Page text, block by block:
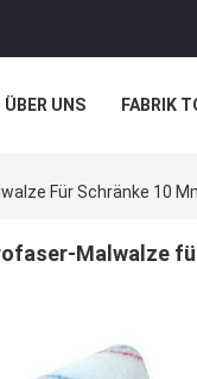
ÜBER UNS FABRIK
Für Schränke 10
Malwalze